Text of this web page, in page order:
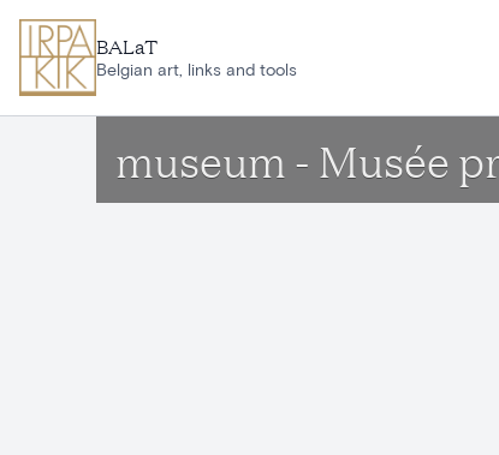
BALaT
Belgian art, links and tools
museum - Musée